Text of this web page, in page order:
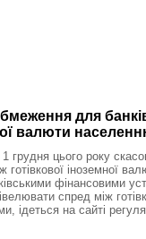
для
валюти
грудня цього року
готівкової іноземної
фінансовими
спред між
ідеться на сайті